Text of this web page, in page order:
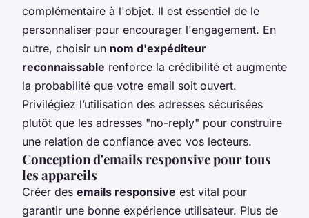
complémentaire à l'objet. Il est essentiel de le
personnaliser pour encourager l'engagement. En
outre, choisir un nom d'expéditeur
reconnaissable renforce la crédibilité et augmente
la probabilité que votre email soit ouvert.
Privilégiez l’utilisation des adresses sécurisées
plutôt que les adresses "no-reply" pour construire
une relation de confiance avec vos lecteurs.
Conception d'emails responsive pour tous
les appareils
Créer des emails responsive est vital pour
garantir une bonne expérience utilisateur. Plus de